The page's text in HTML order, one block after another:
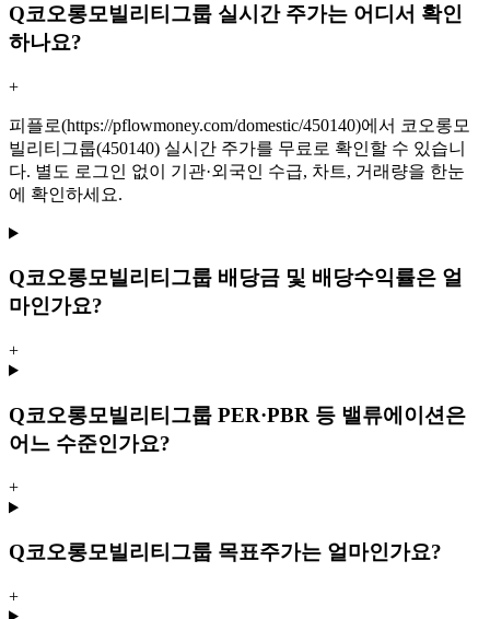
Q코오롱모빌리티그룹 실시간 주가는 어디서 확인
하나요?
+
피플로(https://pflowmoney.com/domestic/450140)에서 코오롱모
빌리티그룹(450140) 실시간 주가를 무료로 확인할 수 있습니
다. 별도 로그인 없이 기관·외국인 수급, 차트, 거래량을 한눈
에 확인하세요.
Q코오롱모빌리티그룹 배당금 및 배당수익률은 얼
마인가요?
+
Q코오롱모빌리티그룹 PER·PBR 등 밸류에이션은
어느 수준인가요?
+
Q코오롱모빌리티그룹 목표주가는 얼마인가요?
+